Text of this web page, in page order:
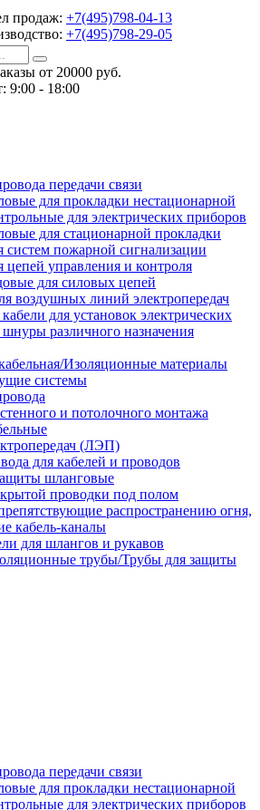
продаж: +7(495)798-04-13
+7(495)798-29-05
от 20000 руб.
- 18:00
передачи связи
для прокладки нестационарной
для электрических приборов
для стационарной прокладки
систем пожарной сигнализации
цепей управления и контроля
для силовых цепей
воздушных линий электропередач
для установок электрических
различного назначения
Изоляционные материалы
системы
и потолочного монтажа
(ЛЭП)
для кабелей и проводов
шланговые
проводки под полом
распространению огня,
кабель-каналы
для шлангов и рукавов
трубы/Трубы для защиты
передачи связи
для прокладки нестационарной
для электрических приборов